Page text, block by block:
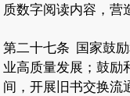
质数字阅读内容，营
第二十七条
国家鼓
业高质量发展；鼓励
间，开展旧书交换流